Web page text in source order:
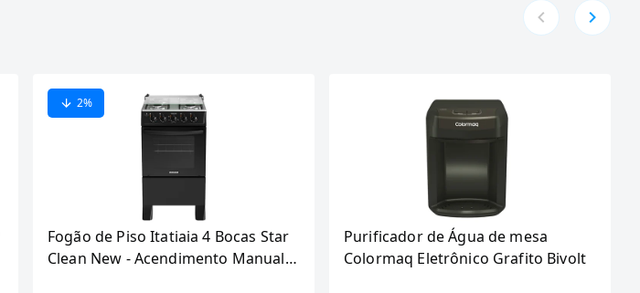
2%
Fogão de Piso Itatiaia 4 Bocas Star
Clean New - Acendimento Manual,
Purificador de Água de mesa
Colormaq Eletrônico Grafito Bivolt